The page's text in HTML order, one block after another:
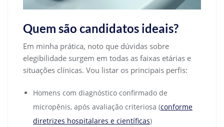
Quem são candidatos ideais?
Em minha prática, noto que dúvidas sobre
elegibilidade surgem em todas as faixas etárias e
situações clínicas. Vou listar os principais perfis:
Homens com diagnóstico confirmado de
micropênis, após avaliação criteriosa (conforme
diretrizes hospitalares e científicas)